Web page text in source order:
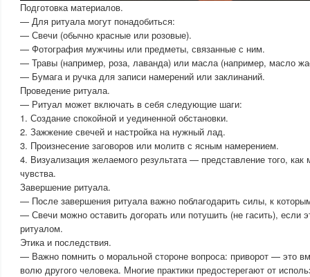
Подготовка материалов.
— Для ритуала могут понадобиться:
— Свечи (обычно красные или розовые).
— Фотография мужчины или предметы, связанные с ним.
— Травы (например, роза, лаванда) или масла (например, масло
— Бумага и ручка для записи намерений или заклинаний.
Проведение ритуала.
— Ритуал может включать в себя следующие шаги:
1. Создание спокойной и уединенной обстановки.
2. Зажжение свечей и настройка на нужный лад.
3. Произнесение заговоров или молитв с ясным намерением.
4. Визуализация желаемого результата — представление того,
чувства.
Завершение ритуала.
— После завершения ритуала важно поблагодарить силы, к
— Свечи можно оставить догорать или потушить (не гасить), если
ритуалом.
Этика и последствия.
— Важно помнить о моральной стороне вопроса: приворот — это
волю другого человека. Многие практики предостерегают от